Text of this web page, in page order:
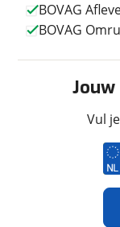
Maximaal
BOVAG
BOVAG
Vul